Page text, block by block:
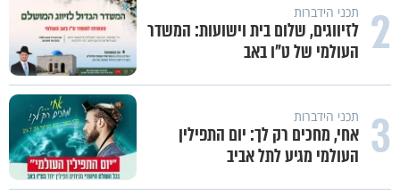
2 תכני הידברות
לזיווגים, שלום בית וישועות: המשדר
העולמי של ט"ו באב
3 תכני הידברות
אחי, מחכים רק לך: יום התפילין
העולמי מגיע לתל אביב